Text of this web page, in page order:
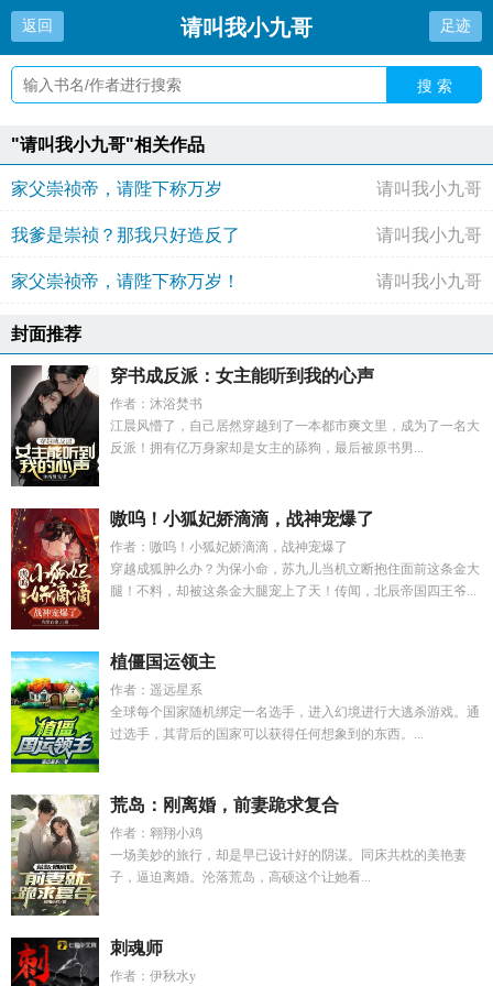
返回 请叫我小九哥 足迹
搜 索
"请叫我小九哥"相关作品
家父崇祯帝，请陛下称万岁 请叫我小九哥
我爹是崇祯？那我只好造反了 请叫我小九哥
家父崇祯帝，请陛下称万岁！ 请叫我小九哥
封面推荐
穿书成反派：女主能听到我的心声
作者：沐浴焚书
江晨风懵了，自己居然穿越到了一本都市爽文里，成为了一名大
反派！拥有亿万身家却是女主的舔狗，最后被原书男...
嗷呜！小狐妃娇滴滴，战神宠爆了
作者：嗷呜！小狐妃娇滴滴，战神宠爆了
穿越成狐肿么办？为保小命，苏九儿当机立断抱住面前这条金大
腿！不料，却被这条金大腿宠上了天！传闻，北辰帝国四王爷...
植僵国运领主
作者：遥远星系
全球每个国家随机绑定一名选手，进入幻境进行大逃杀游戏。通
过选手，其背后的国家可以获得任何想象到的东西。...
荒岛：刚离婚，前妻跪求复合
作者：翱翔小鸡
一场美妙的旅行，却是早已设计好的阴谋。同床共枕的美艳妻
子，逼迫离婚。沦落荒岛，高硕这个让她看...
刺魂师
作者：伊秋水y